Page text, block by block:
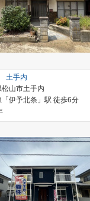
土手内
山市土手内
「伊予北条」駅 徒歩6分